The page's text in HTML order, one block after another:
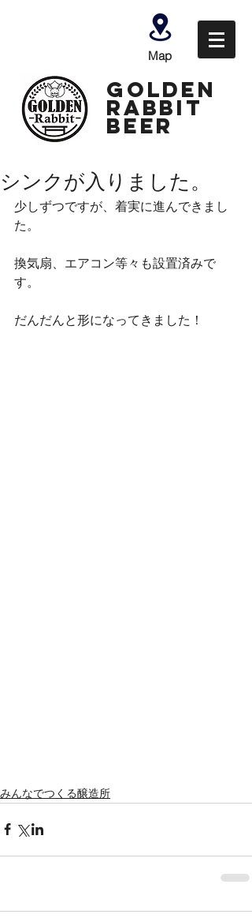
Map
GOLDEN
Rabbit
Beer
シンクが入りました。
少しずつですが、着実に進んできまし
た。
換気扇、エアコン等々も設置済みで
す。
だんだんと形になってきました！
みんなでつくる醸造所